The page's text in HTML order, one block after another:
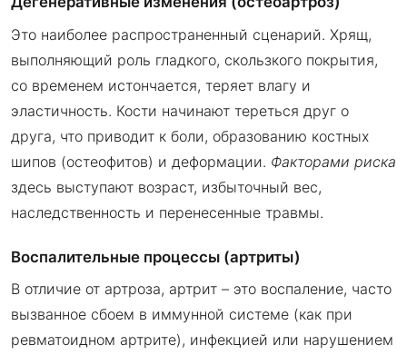
Это наиболее распространенный сценарий. Хрящ,
выполняющий роль гладкого, скользкого покрытия,
со временем истончается, теряет влагу и
эластичность. Кости начинают тереться друг о
друга, что приводит к боли, образованию костных
шипов (остеофитов) и деформации. Факторами риска
здесь выступают возраст, избыточный вес,
наследственность и перенесенные травмы.
Воспалительные процессы (артриты)
В отличие от артроза, артрит – это воспаление, часто
вызванное сбоем в иммунной системе (как при
ревматоидном артрите), инфекцией или нарушением